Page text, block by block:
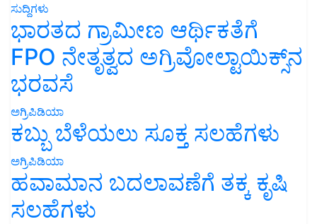
ಸುದ್ದಿಗಳು
ಭಾರತದ ಗ್ರಾಮೀಣ ಆರ್ಥಿಕತೆಗೆ
FPO ನೇತೃತ್ವದ ಅಗ್ರಿವೋಲ್ಟಾಯಿಕ್ಸ್‌ನ
ಭರವಸೆ
ಅಗ್ರಿಪಿಡಿಯಾ
ಕಬ್ಬು ಬೆಳೆಯಲು ಸೂಕ್ತ ಸಲಹೆಗಳು
ಅಗ್ರಿಪಿಡಿಯಾ
ಹವಾಮಾನ ಬದಲಾವಣೆಗೆ ತಕ್ಕ ಕೃಷಿ
ಸಲಹೆಗಳು